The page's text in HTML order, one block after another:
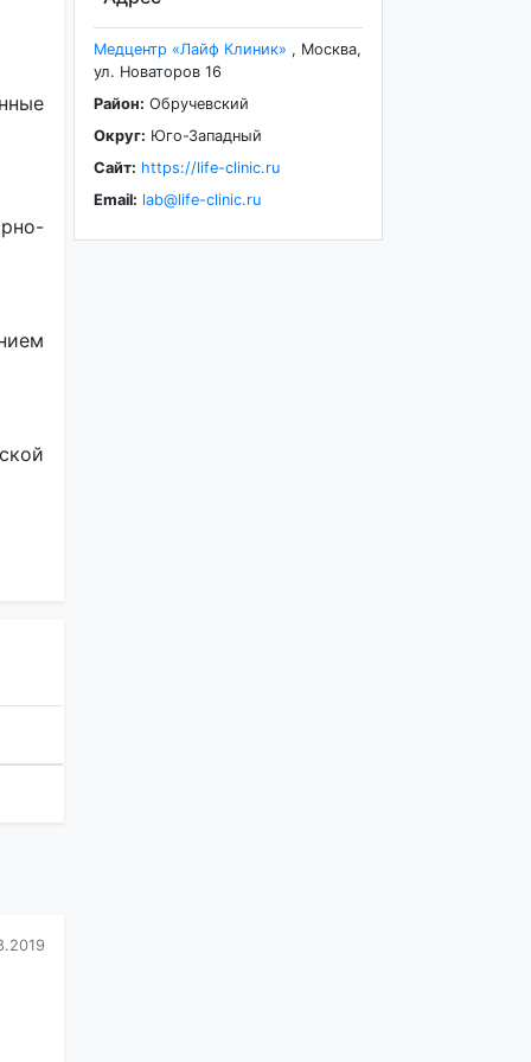
Медцентр «Лайф Клиник» , Москва,
ул. Новаторов 16
Район: Обручевский
Округ: Юго-Западный
Сайт: https://life-clinic.ru
Email: lab@life-clinic.ru